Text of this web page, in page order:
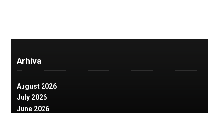
Arhiva
August 2026
July 2026
June 2026